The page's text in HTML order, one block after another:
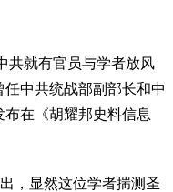
共就有官员与学者放风
中共统战部副部长和中
在《胡耀邦史料信息
，显然这位学者揣测圣